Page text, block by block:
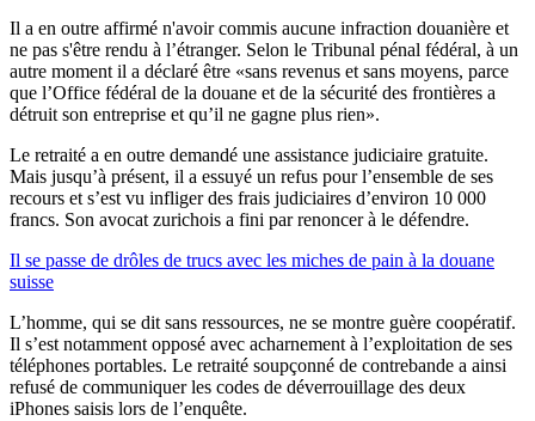
Il a en outre affirmé n'avoir commis aucune infraction douanière et
ne pas s'être rendu à l’étranger. Selon le Tribunal pénal fédéral, à un
autre moment il a déclaré être «sans revenus et sans moyens, parce
que l’Office fédéral de la douane et de la sécurité des frontières a
détruit son entreprise et qu’il ne gagne plus rien».
Le retraité a en outre demandé une assistance judiciaire gratuite.
Mais jusqu’à présent, il a essuyé un refus pour l’ensemble de ses
recours et s’est vu infliger des frais judiciaires d’environ 10 000
francs. Son avocat zurichois a fini par renoncer à le défendre.
Il se passe de drôles de trucs avec les miches de pain à la douane
suisse
L’homme, qui se dit sans ressources, ne se montre guère coopératif.
Il s’est notamment opposé avec acharnement à l’exploitation de ses
téléphones portables. Le retraité soupçonné de contrebande a ainsi
refusé de communiquer les codes de déverrouillage des deux
iPhones saisis lors de l’enquête.